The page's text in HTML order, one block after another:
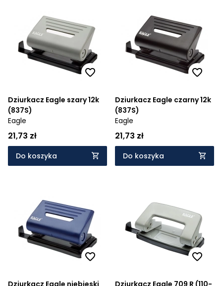
Dziurkacz Eagle szary 12k
(837S)
Eagle
21,73 zł
Do koszyka
Dziurkacz Eagle czarny 12k
(837S)
Eagle
21,73 zł
Do koszyka
Dziurkacz Eagle niebieski Dziurkacz Eagle 709 R (110-